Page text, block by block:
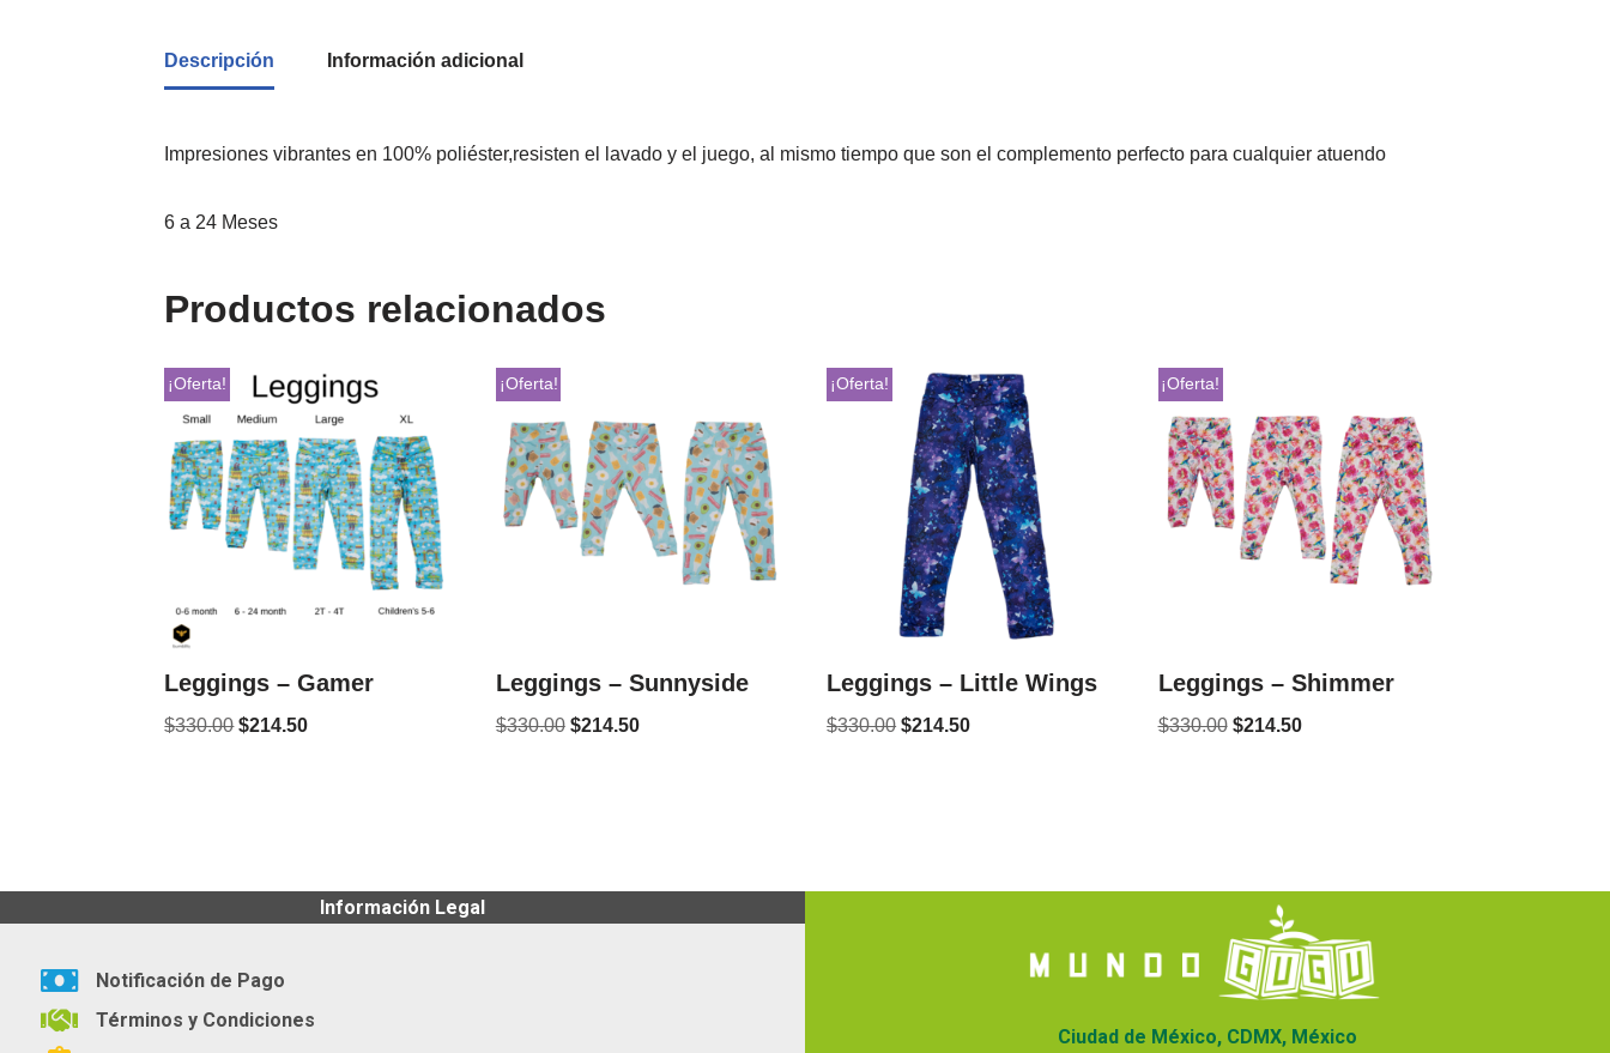
Descripción Información adicional
Impresiones vibrantes en 100% poliéster,resisten el lavado y el juego, al mismo tiempo que son el complemento perfecto para cualquier atuendo
6 a 24 Meses
Productos relacionados
¡Oferta!
Leggings – Gamer
$330.00 $214.50
¡Oferta!
Leggings – Sunnyside
$330.00 $214.50
¡Oferta!
Leggings – Little Wings
$330.00 $214.50
¡Oferta!
Leggings – Shimmer
$330.00 $214.50
Información Legal
Notificación de Pago
Términos y Condiciones
Ciudad de México, CDMX, México